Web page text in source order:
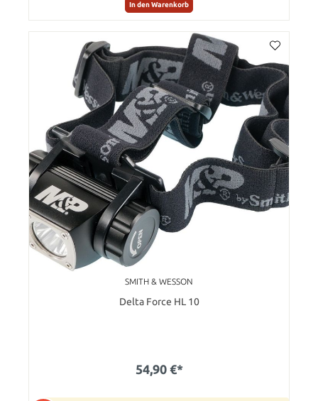
In den Warenkorb
SMITH & WESSON
Delta Force HL 10
54,90 €*